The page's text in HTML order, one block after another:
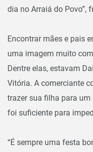
dia no Arraiá do Povo”,
Encontrar mães e pais
uma imagem muito
Dentre elas, estavam
Vitória. A comerciante
trazer sua filha para
foi suficiente para
“É sempre uma festa